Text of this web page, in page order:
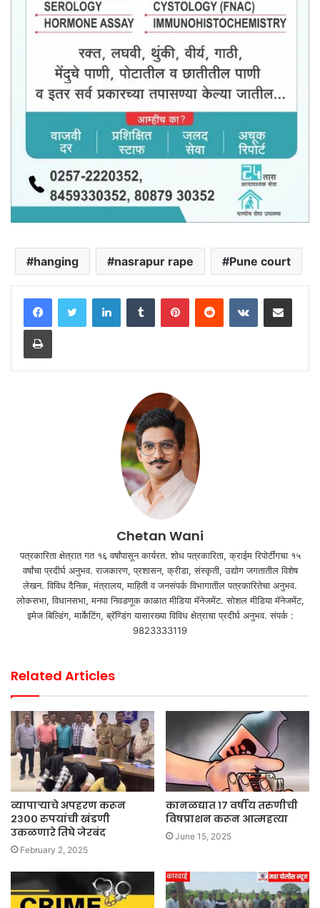
hanging nasrapur rape Pune court
LinkedInTumblr PinterestReddit VKontakteShare via Email
Print
Chetan Wani
पत्रकारिता क्षेत्रात गत १६ वर्षांपासून कार्यरत. शोध पत्रकारिता, क्राईम रिपोर्टींगचा १५
वर्षांचा प्रदीर्घ अनुभव. राजकारण, प्रशासन, क्रीडा, संस्कृती, उद्योग जगतातील विशेष
लेखन. विविध दैनिक, मंत्रालय, माहिती व जनसंपर्क विभागातील पत्रकारितेचा अनुभव.
लोकसभा, विधानसभा, मनपा निवडणूक काळात मीडिया मॅनेजमेंट. सोशल मीडिया मॅनेजमेंट,
इमेज बिल्डिंग, मार्केटिंग, ब्रॅण्डिंग यासारख्या विविध क्षेत्राचा प्रदीर्घ अनुभव. संपर्क :
9823333119
Related Articles
व्यापाऱ्याचे अपहरण करून
२३०० रुपयांची खंडणी
उकळणारे तिघे जेरबंद
February 2, 2025
कानळद्यात १७ वर्षीय तरुणीची
विषप्राशन करून आत्महत्या
June 15, 2025